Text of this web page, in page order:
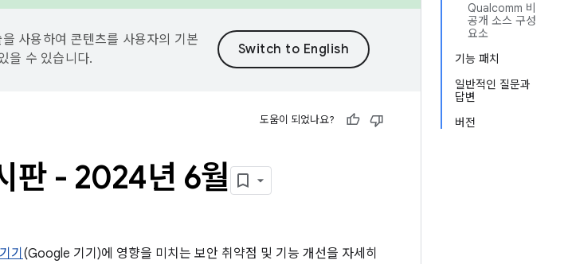
Qualcomm 비
공개 소스 구성
요소
기능 패치
일반적인 질문과
답변
버전
사용하여 콘텐츠를 사용자의 기본
을 수 있습니다.
도움이 되었나요?
판 - 2024년 6월
기 (Google 기기)에 영향을 미치는 보안 취약점 및 기능 개선을 자세히